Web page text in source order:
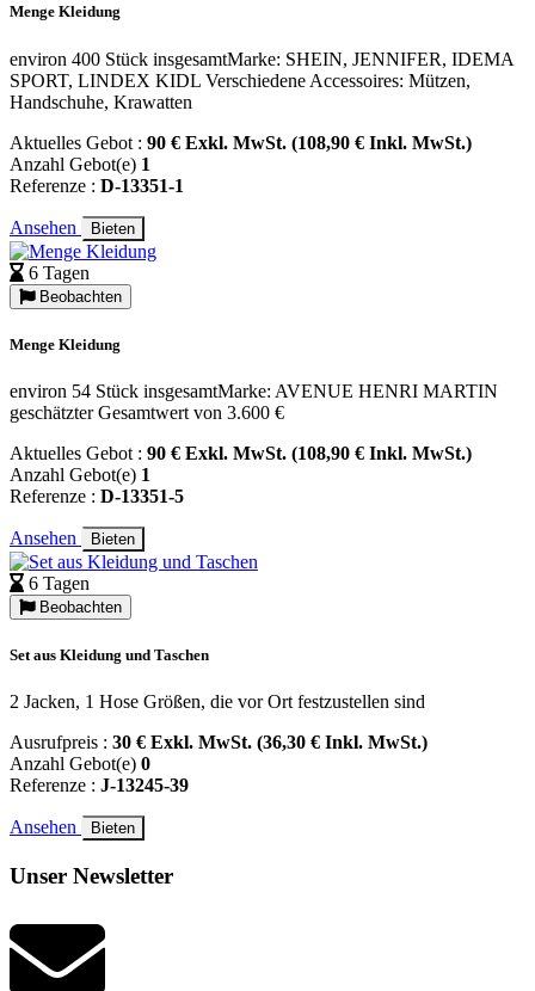
Menge Kleidung
environ 400 Stück insgesamtMarke: SHEIN, JENNIFER, IDEMA
SPORT, LINDEX KIDL Verschiedene Accessoires: Mützen,
Handschuhe, Krawatten
Aktuelles Gebot : 90 € Exkl. MwSt. (108,90 € Inkl. MwSt.)
Anzahl Gebot(e) 1
Referenze : D-13351-1
Ansehen Bieten
6 Tagen
Beobachten
Menge Kleidung
environ 54 Stück insgesamtMarke: AVENUE HENRI MARTIN
geschätzter Gesamtwert von 3.600 €
Aktuelles Gebot : 90 € Exkl. MwSt. (108,90 € Inkl. MwSt.)
Anzahl Gebot(e) 1
Referenze : D-13351-5
Ansehen Bieten
6 Tagen
Beobachten
Set aus Kleidung und Taschen
2 Jacken, 1 Hose Größen, die vor Ort festzustellen sind
Ausrufpreis : 30 € Exkl. MwSt. (36,30 € Inkl. MwSt.)
Anzahl Gebot(e) 0
Referenze : J-13245-39
Ansehen Bieten
Unser Newsletter